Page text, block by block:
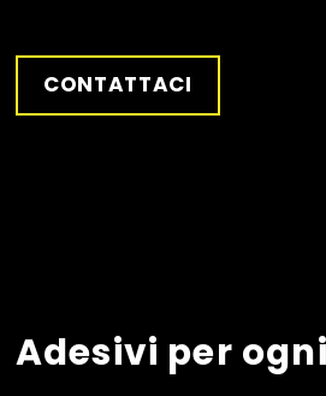
CONTATTACI
Adesivi per